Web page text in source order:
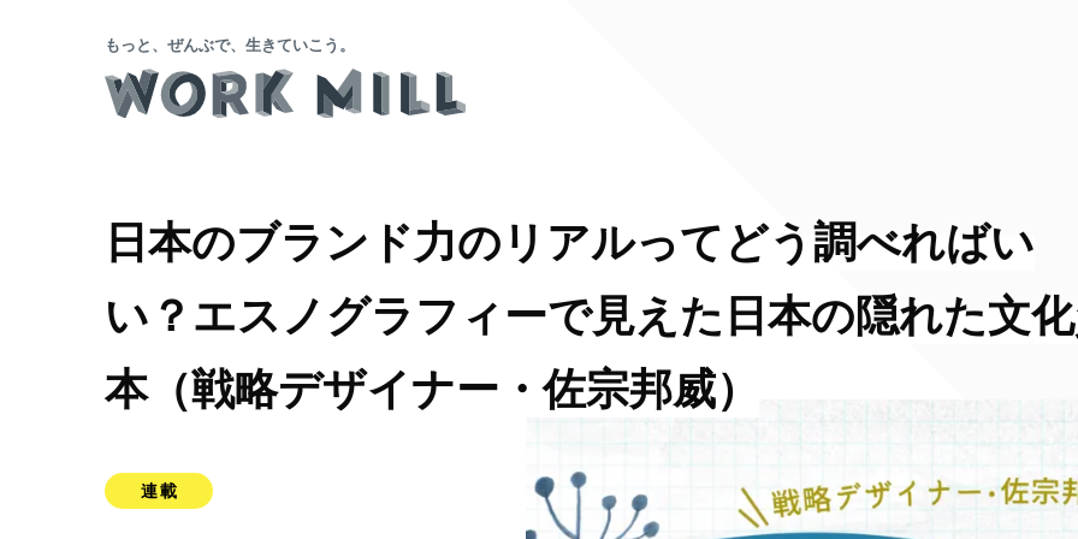
もっと、ぜんぶで、生きていこう。
日本のブランド力のリアルってどう調べればい
い？エスノグラフィーで見えた日本の隠れた文
本（戦略デザイナー・佐宗邦威）
連載